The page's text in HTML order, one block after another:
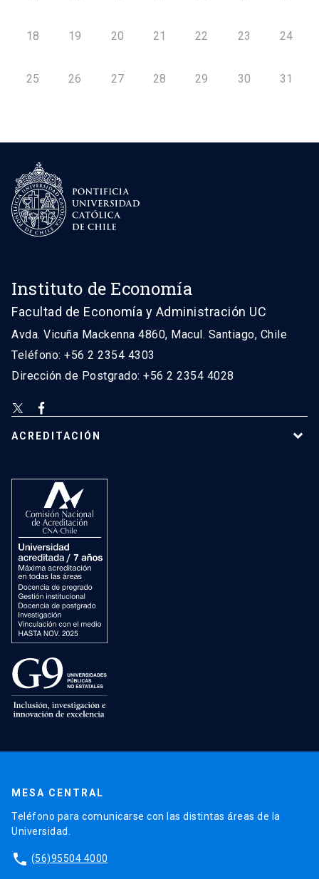
18 19 20 21 22 23 24
25 26 27 28 29 30 31
Instituto de Economía
Facultad de Economía y Administración UC
Avda. Vicuña Mackenna 4860, Macul. Santiago, Chile
Teléfono: +56 2 2354 4303
Dirección de Postgrado: +56 2 2354 4028
ACREDITACIÓN
MESA CENTRAL
Teléfono para comunicarse con las distintas áreas de la
Universidad.
phone (56)95504 4000